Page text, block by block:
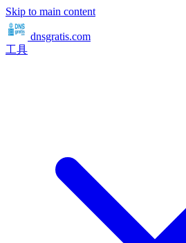
Skip to main content
dnsgratis.com
工具